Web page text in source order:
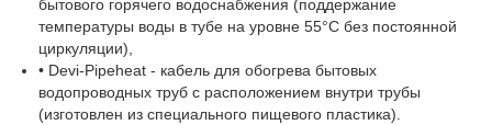
бытового горячего водоснабжения (поддержание
температуры воды в тубе на уровне 55°С без постоянной
циркуляции),
• Devi-Pipeheat - кабель для обогрева бытовых
водопроводных труб с расположением внутри трубы
(изготовлен из специального пищевого пластика).